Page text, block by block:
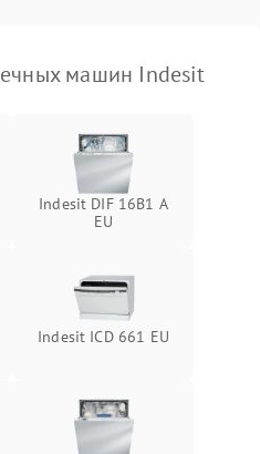
машин Indesit
Indesit DIF 16B1 A
EU
Indesit ICD 661 EU